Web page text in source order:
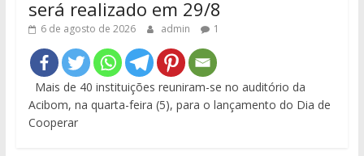
será realizado em 29/8
6 de agosto de 2026 admin 1
Mais de 40 instituições reuniram-se no auditório da
Acibom, na quarta-feira (5), para o lançamento do Dia de
Cooperar